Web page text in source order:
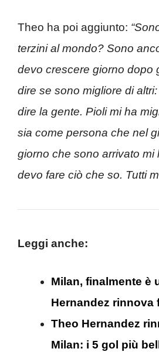
Theo ha poi aggiunto:
terzini al mondo? Sono
devo crescere giorno dopo
dire se sono migliore di
dire la gente. Pioli mi ha
sia come persona che nel
giorno che sono arrivato mi
devo fare ciò che so. Tutti
Leggi anche:
Milan, finalmente è
Hernandez rinnova
Theo Hernandez
Milan: i 5 gol più